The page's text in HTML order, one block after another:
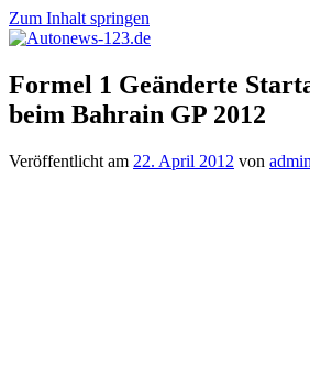
Zum Inhalt springen
Autonews-
123.de
Autonews
mit
Charme
Formel 1 Geänderte
beim Bahrain GP 2012
Veröffentlicht am 22. April 2012 von admin